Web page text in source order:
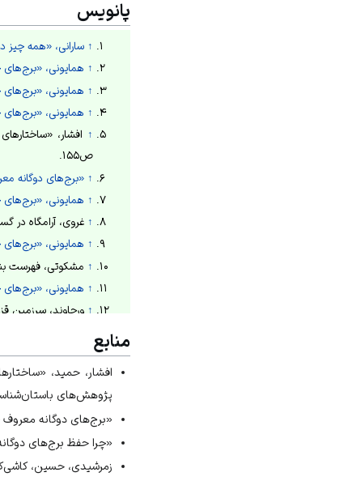
پانویس
↑ سارانی، «همه چیز
↑ همایونی،
↑ همایونی، «برج‌های
↑ همایونی، «برج‌های
↑
ص۱۵۵.
↑ «برج‌های دوگانه
↑ همایونی، «برج‌های
↑ غروی، آرامگاه در گسترة فرهنگ
↑ همایونی،
↑ مشکوتی، فهرست بناهای
↑ همایونی،
↑ ورجاوند، سرزمین قزوین، ۱۳۴۹ش،
↑
ص۱۴۴.
↑ ورجاوند، سرزمین قزوین،
↑ همایونی،
↑ زمرشیدی، گره چینی در
↑ همایونی، «برج‌های
منابع
افشار، حمید،
پژوهش‌های باستان‌شناسی ایران،
«برج‌های دوگانه معروف
«چرا حفظ برج‌های دوگانه
زمرشیدی، حسین، کاشی‌کاری